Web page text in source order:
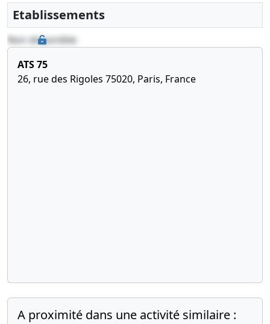
Etablissements
Non disponible
ATS 75
26, rue des Rigoles 75020, Paris, France
A proximité dans une activité similaire :